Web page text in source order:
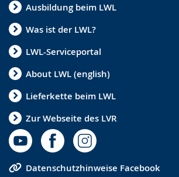
Ausbildung beim LWL
Was ist der LWL?
LWL-Serviceportal
About LWL (english)
Lieferkette beim LWL
Zur Webseite des LVR
Datenschutzhinweise Facebook